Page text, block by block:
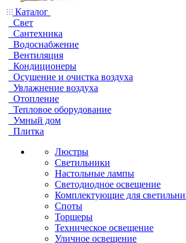
Каталог
Свет
Сантехника
Водоснабжение
Вентиляция
Кондиционеры
Осушение и очистка воздуха
Увлажнение воздуха
Отопление
Тепловое оборудование
Умный дом
Плитка
Люстры
Светильники
Настольные лампы
Светодиодное освещение
Комплектующие для
Споты
Торшеры
Техническое освещение
Уличное освещение